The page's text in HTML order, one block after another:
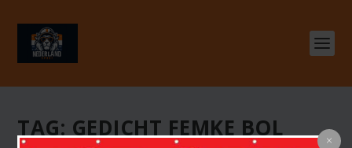
TAG: GEDICHT FEMKE BOL